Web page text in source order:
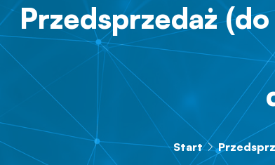
Przedsprzedaż
Start